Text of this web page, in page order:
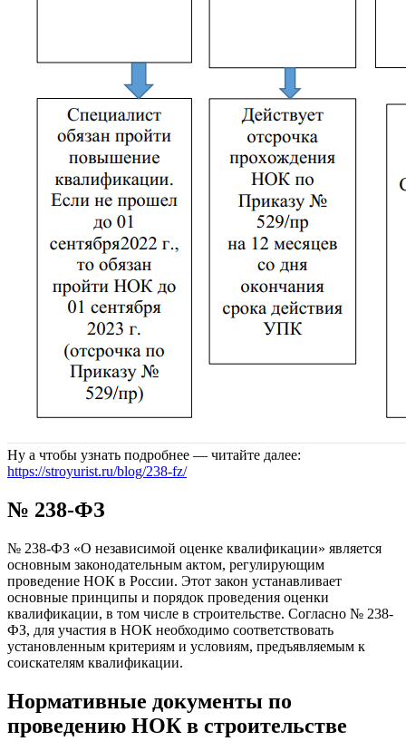
Ну а чтобы узнать подробнее — читайте далее:
https://stroyurist.ru/blog/238-fz/
№ 238-ФЗ
№ 238-ФЗ «О независимой оценке квалификации» является
основным законодательным актом, регулирующим
проведение НОК в России. Этот закон устанавливает
основные принципы и порядок проведения оценки
квалификации, в том числе в строительстве. Согласно № 238-
ФЗ, для участия в НОК необходимо соответствовать
установленным критериям и условиям, предъявляемым к
соискателям квалификации.
Нормативные документы по
проведению НОК в строительстве